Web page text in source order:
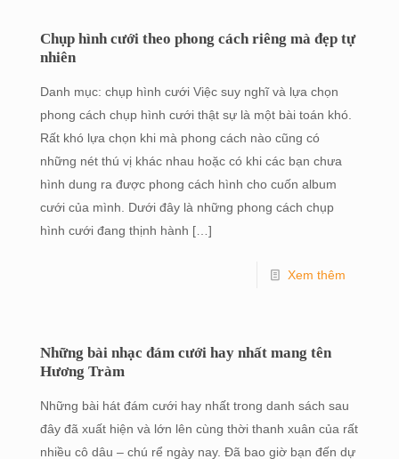
Chụp hình cưới theo phong cách riêng mà đẹp tự
nhiên
Danh mục: chụp hình cưới Việc suy nghĩ và lựa chọn
phong cách chụp hình cưới thật sự là một bài toán khó.
Rất khó lựa chọn khi mà phong cách nào cũng có
những nét thú vị khác nhau hoặc có khi các bạn chưa
hình dung ra được phong cách hình cho cuốn album
cưới của mình. Dưới đây là những phong cách chụp
hình cưới đang thịnh hành […]
Xem thêm
Những bài nhạc đám cưới hay nhất mang tên
Hương Tràm
Những bài hát đám cưới hay nhất trong danh sách sau
đây đã xuất hiện và lớn lên cùng thời thanh xuân của rất
nhiều cô dâu – chú rể ngày nay. Đã bao giờ bạn đến dự